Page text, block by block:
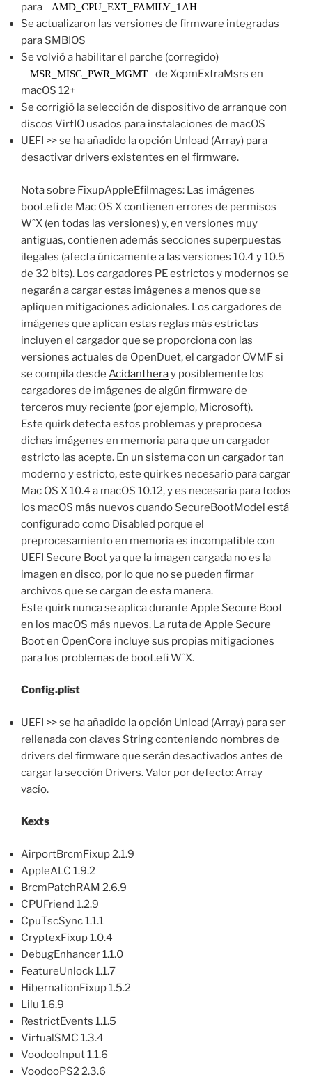
para
AMD_CPU_EXT_FAMILY_1AH
Se actualizaron las versiones de firmware integradas
para SMBIOS
Se volvió a habilitar el parche (corregido)
MSR_MISC_PWR_MGMT
de XcpmExtraMsrs en
macOS 12+
Se corrigió la selección de dispositivo de arranque con
discos VirtIO usados para instalaciones de macOS
UEFI >> se ha añadido la opción Unload (Array) para
desactivar drivers existentes en el firmware.
Nota sobre FixupAppleEfiImages: Las imágenes
boot.efi de Mac OS X contienen errores de permisos
WˆX (en todas las versiones) y, en versiones muy
antiguas, contienen además secciones superpuestas
ilegales (afecta únicamente a las versiones 10.4 y 10.5
de 32 bits). Los cargadores PE estrictos y modernos se
negarán a cargar estas imágenes a menos que se
apliquen mitigaciones adicionales. Los cargadores de
imágenes que aplican estas reglas más estrictas
incluyen el cargador que se proporciona con las
versiones actuales de OpenDuet, el cargador OVMF si
se compila desde Acidantheray posiblemente los
cargadores de imágenes de algún firmware de
terceros muy reciente (por ejemplo, Microsoft).
Este quirk detecta estos problemas y preprocesa
dichas imágenes en memoria para que un cargador
estricto las acepte. En un sistema con un cargador tan
moderno y estricto, este quirk es necesario para cargar
Mac OS X 10.4 a macOS 10.12, y es necesaria para todos
los macOS más nuevos cuando SecureBootModel está
configurado como Disabled porque el
preprocesamiento en memoria es incompatible con
UEFI Secure Boot ya que la imagen cargada no es la
imagen en disco, por lo que no se pueden firmar
archivos que se cargan de esta manera.
Este quirk nunca se aplica durante Apple Secure Boot
en los macOS más nuevos. La ruta de Apple Secure
Boot en OpenCore incluye sus propias mitigaciones
para los problemas de boot.efi WˆX.
Config.plist
UEFI >> se ha añadido la opción Unload (Array) para ser
rellenada con claves String conteniendo nombres de
drivers del firmware que serán desactivados antes de
cargar la sección Drivers. Valor por defecto: Array
vacío.
Kexts
AirportBrcmFixup 2.1.9
AppleALC 1.9.2
BrcmPatchRAM 2.6.9
CPUFriend 1.2.9
CpuTscSync 1.1.1
CryptexFixup 1.0.4
DebugEnhancer 1.1.0
FeatureUnlock 1.1.7
HibernationFixup 1.5.2
Lilu 1.6.9
RestrictEvents 1.1.5
VirtualSMC 1.3.4
VoodooInput 1.1.6
VoodooPS2 2.3.6